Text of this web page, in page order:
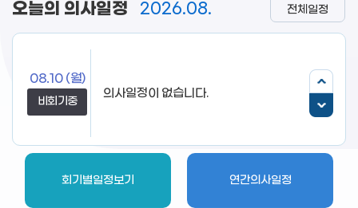
오늘의 의사일정 2026.08.
08.10 (월)
비회기중
회기별일정보기 연간의사일정
전체일정